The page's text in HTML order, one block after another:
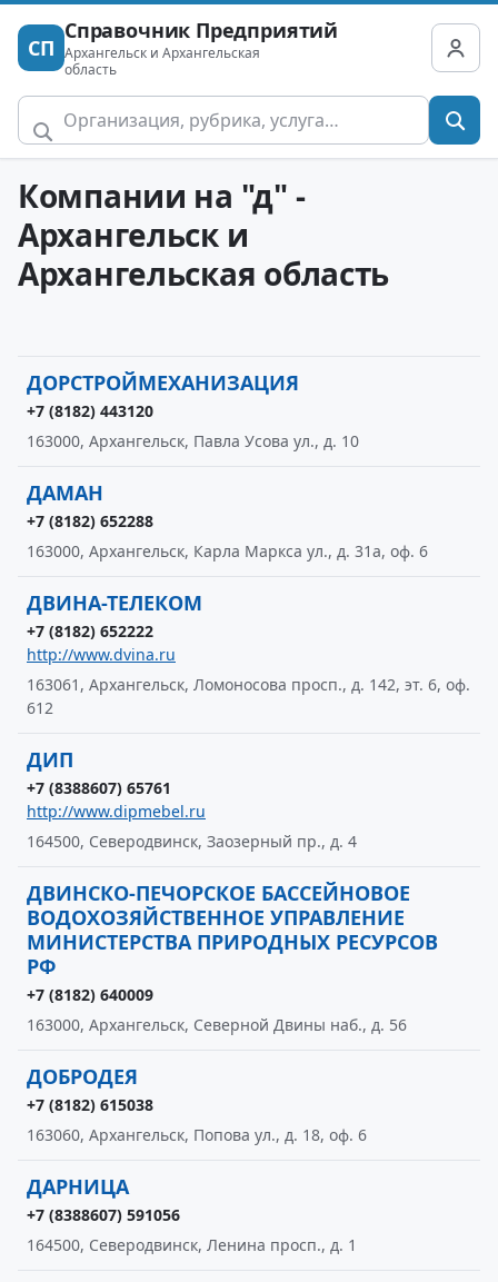
СП
Справочник Предприятий
Архангельск и Архангельская
область
Компании на "д" -
Архангельск и
Архангельская область
ДОРСТРОЙМЕХАНИЗАЦИЯ
+7 (8182) 443120
163000, Архангельск, Павла Усова ул., д. 10
ДАМАН
+7 (8182) 652288
163000, Архангельск, Карла Маркса ул., д. 31а, оф. 6
ДВИНА-ТЕЛЕКОМ
+7 (8182) 652222
http://www.dvina.ru
163061, Архангельск, Ломоносова просп., д. 142, эт. 6, оф.
612
ДИП
+7 (8388607) 65761
http://www.dipmebel.ru
164500, Северодвинск, Заозерный пр., д. 4
ДВИНСКО-ПЕЧОРСКОЕ БАССЕЙНОВОЕ
ВОДОХОЗЯЙСТВЕННОЕ УПРАВЛЕНИЕ
МИНИСТЕРСТВА ПРИРОДНЫХ РЕСУРСОВ
РФ
+7 (8182) 640009
163000, Архангельск, Северной Двины наб., д. 56
ДОБРОДЕЯ
+7 (8182) 615038
163060, Архангельск, Попова ул., д. 18, оф. 6
ДАРНИЦА
+7 (8388607) 591056
164500, Северодвинск, Ленина просп., д. 1